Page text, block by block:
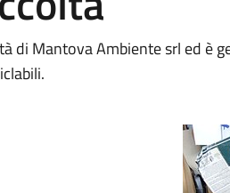
di Mantova Ambiente srl ed è